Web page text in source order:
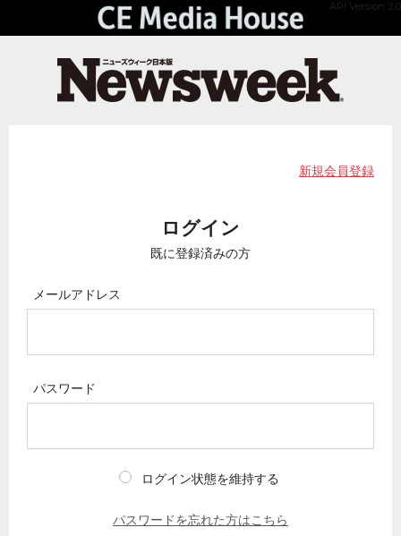
API Version 2.0
新規会員登録
ログイン
既に登録済みの方
メールアドレス
パスワード
ログイン状態を維持する
パスワードを忘れた方はこちら